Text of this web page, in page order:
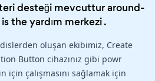
desteği mevcuttur around-
theyardım merkezi.
oluşan ekibimiz, Create
Button cihazınız gibi powr
için çalışmasını sağlamak için